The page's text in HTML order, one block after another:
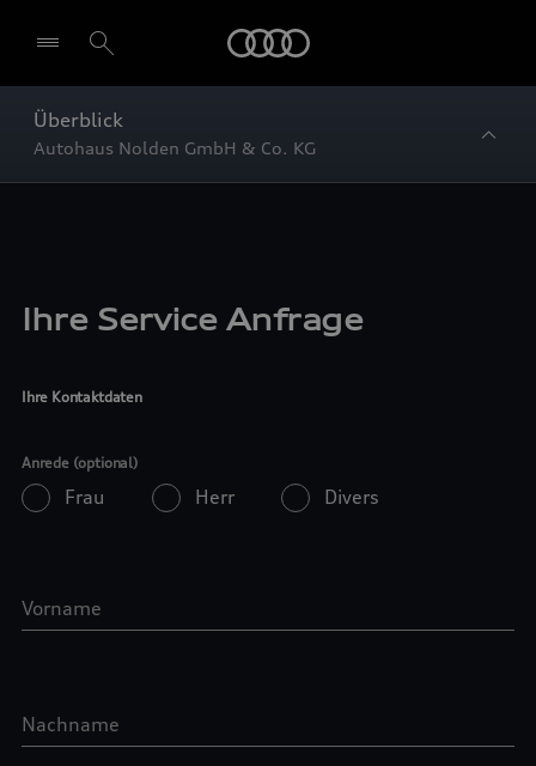
Überblick
Autohaus Nolden GmbH & Co. KG